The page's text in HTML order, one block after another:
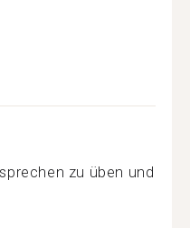
zu üben und